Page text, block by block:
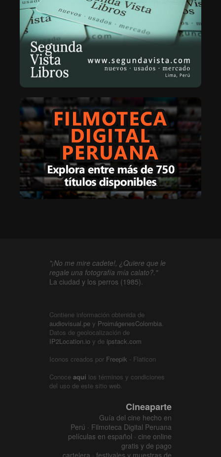
"¡No me mire cadete!, ¿Quiere que le
regale una fotografía mía calato?."
La ciudad y los perros (1985).
Contiene información obtenida de
audiovisual.pe y ProimágenesColombia.
Datos de geolocalización de
IP2Location.io y de ipstack.com
Iconos creados por Freepik - Flaticon
Conoce aquí los términos y condiciones
del uso de este sitio web.
Cineaparte
Guía del cine hecho en
Perú · Filmoteca Digital Peruana
películas en español · cine online
gratis y de pago